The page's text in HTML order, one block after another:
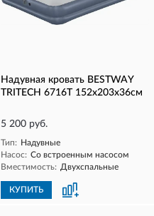
Надувная кровать BESTWAY
TRITECH 6716T 152x203x36см
5 200 руб.
Тип: Надувные
Насос: Со встроенным насосом
Вместимость: Двухспальные
КУПИТЬ